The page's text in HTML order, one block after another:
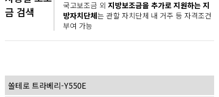
금 검색
국고보조금 외 지방보조금을 추가로 지원하는 지
방자치단체는 관할 자치단체 내 거주 등 자격조건
부여 가능